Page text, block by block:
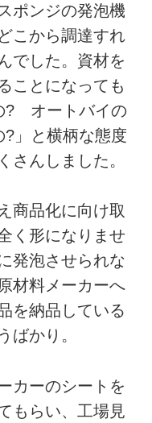
ポンジの発泡機
こから調達すれ
でした。資材を
ことになっても
? オートバイの
」と横柄な態度
さんしました。
商品化に向け取
く形になりませ
発泡させられな
材料メーカーへ
を納品している
ばかり。
カーのシートを
もらい、工場見